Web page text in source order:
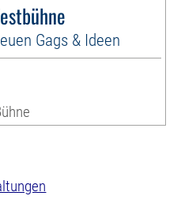
Gags & Ideen